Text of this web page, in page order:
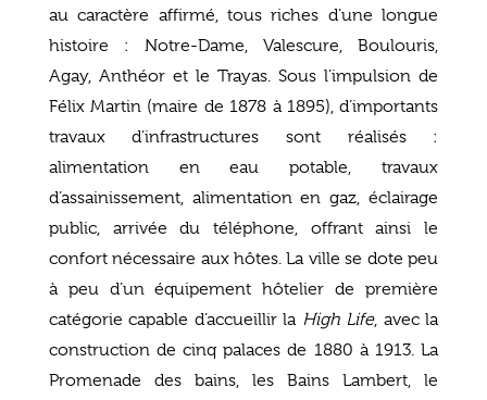
au caractère affirmé, tous riches d’une longue
histoire : Notre-Dame, Valescure, Boulouris,
Agay, Anthéor et le Trayas. Sous l’impulsion de
Félix Martin (maire de 1878 à 1895), d’importants
travaux d’infrastructures sont réalisés :
alimentation en eau potable, travaux
d’assainissement, alimentation en gaz, éclairage
public, arrivée du téléphone, offrant ainsi le
confort nécessaire aux hôtes. La ville se dote peu
à peu d’un équipement hôtelier de première
catégorie capable d’accueillir la High Life, avec la
construction de cinq palaces de 1880 à 1913. La
Promenade des bains, les Bains Lambert, le